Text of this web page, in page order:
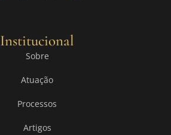
Institucional
Sobre
Atuação
Processos
Artigos